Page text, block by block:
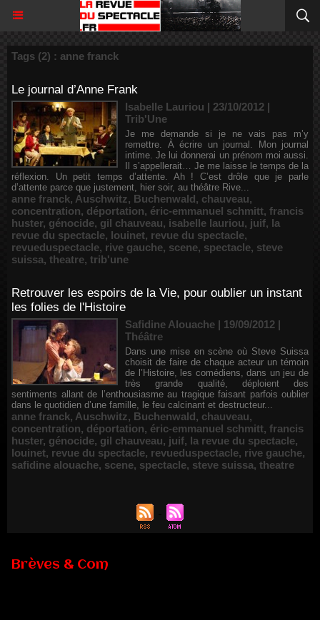
Tags (2) : anne franck
Le journal d’Anne Frank
Isabelle Lauriou | 23/10/2012 |
Trib'Une
Je me demande si je ne vais pas m’y
remettre. À écrire un journal. Mon journal
intime. Je lui donnerai un prénom moi aussi.
Il s’appellerait… Je me laisse le temps de la
réflexion. Un petit temps d’attente. Ah ! C’est drôle que je parle
d’attente parce que justement, hier soir, au théâtre Rive...
anne franck, Auschwitz, Buchenwald, chauveau,
concentration, déportation, éric-emmanuel schmitt, francis
huster, génocide, gil chauveau, isabelle lauriou, juif, la
revue du spectacle, louinet, revue du spectacle,
revueduspectacle, rive gauche, scene, spectacle, steve
suissa, theatre, trib'une
Retrouver les espoirs de la Vie, pour oublier un instant
les folies de l'Histoire
Safidine Alouache | 19/09/2012 |
Théâtre
Dans une mise en scène où Steve Suissa
choisit de faire de chaque acteur un témoin
de l’Histoire, les comédiens, dans un jeu de
très grande qualité, déploient des
sentiments allant de l’enthousiasme au tragique faisant parfois oublier
dans le quotidien d’une famille, le feu calcinant et destructeur...
anne franck, Auschwitz, Buchenwald, chauveau,
concentration, déportation, éric-emmanuel schmitt, francis
huster, génocide, gil chauveau, juif, la revue du spectacle,
louinet, revue du spectacle, revueduspectacle, rive gauche,
safidine alouache, scene, spectacle, steve suissa, theatre
Brèves & Com